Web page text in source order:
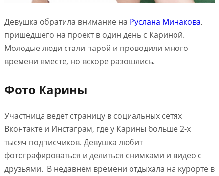
Девушка обратила внимание на Руслана Минакова,
пришедшего на проект в один день с Кариной.
Молодые люди стали парой и проводили много
времени вместе, но вскоре разошлись.
Фото Карины
Участница ведет страницу в социальных сетях
Вконтакте и Инстаграм, где у Карины больше 2-х
тысяч подписчиков. Девушка любит
фотографироваться и делиться снимками и видео с
друзьями. В недавнем времени отдыхала на курорте в